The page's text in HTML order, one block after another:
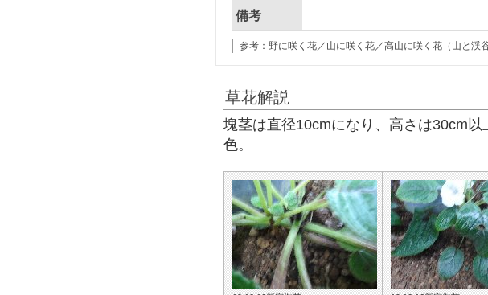
備考
参考：野に咲く花／山に咲く花／高山に咲く花（山と渓谷
草花解説
塊茎は直径10cmになり、高さは30cm
色。